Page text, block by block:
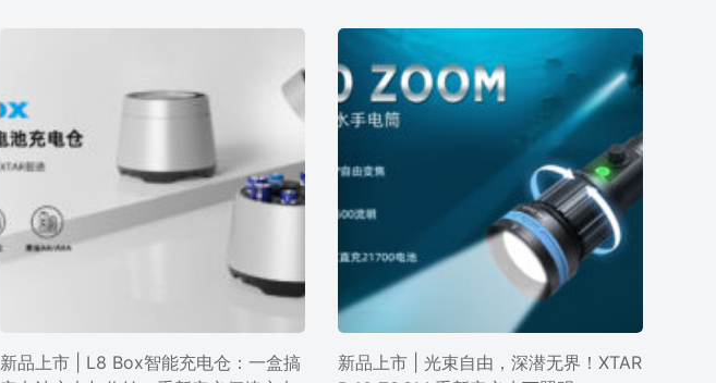
新品上市 | L8 Box智能充电仓：一盒搞
新品上市 | 光束自由，深潜无界！XTAR